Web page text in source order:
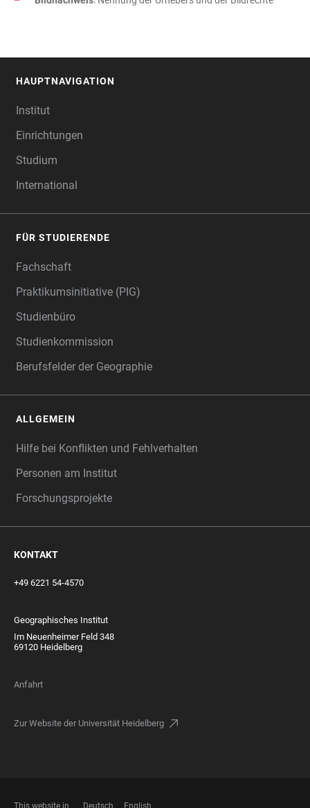
HAUPTNAVIGATION
Institut
Einrichtungen
Studium
International
FÜR STUDIERENDE
Fachschaft
Praktikumsinitiative (PIG)
Studienbüro
Studienkommission
Berufsfelder der Geographie
ALLGEMEIN
Hilfe bei Konflikten und Fehlverhalten
Personen am Institut
Forschungsprojekte
KONTAKT
+49 6221 54-4570
Geographisches Institut
Im Neuenheimer Feld 348
69120 Heidelberg
Anfahrt
Zur Website der Universität Heidelberg
This website in Deutsch English